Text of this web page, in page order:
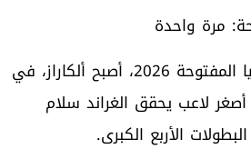
مرة واحدة
بهذا الفوز في أستراليا المفتوحة 2026، أصبح ألكاراز، في
لاعب يحقق الغراند سلام
الأربع الكبرى.